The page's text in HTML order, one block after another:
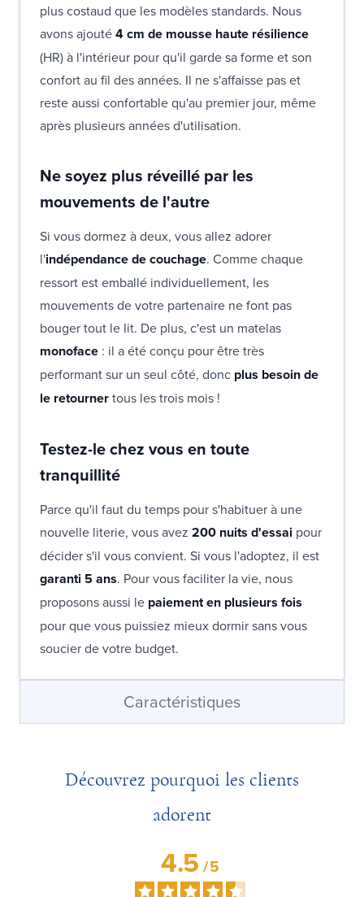
plus costaud que les modèles standards. Nous
avons ajouté4 cm de mousse haute résilience
(HR) à l'intérieur pour qu'il garde sa forme et son
confort au fil des années. Il ne s'affaisse pas et
reste aussi confortable qu'au premier jour, même
après plusieurs années d'utilisation.
Ne soyez plus réveillé par les
mouvements de l'autre
Si vous dormez à deux, vous allez adorer
l'indépendance de couchage. Comme chaque
ressort est emballé individuellement, les
mouvements de votre partenaire ne font pas
bouger tout le lit. De plus, c'est un matelas
monoface : il a été conçu pour être très
performant sur un seul côté, donc plus besoin de
le retournertous les trois mois !
Testez-le chez vous en toute
tranquillité
Parce qu'il faut du temps pour s'habituer à une
nouvelle literie, vous avez 200 nuits d'essai pour
décider s'il vous convient. Si vous l'adoptez, il est
garanti 5 ans. Pour vous faciliter la vie, nous
proposons aussi le paiement en plusieurs fois
pour que vous puissiez mieux dormir sans vous
soucier de votre budget.
Caractéristiques
Découvrez pourquoi les clients
adorent
4.5/5